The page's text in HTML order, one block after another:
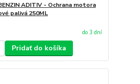
ADITIV - Ochrana motora
palivá 250ML
do 3 dní
Pridať do košíka